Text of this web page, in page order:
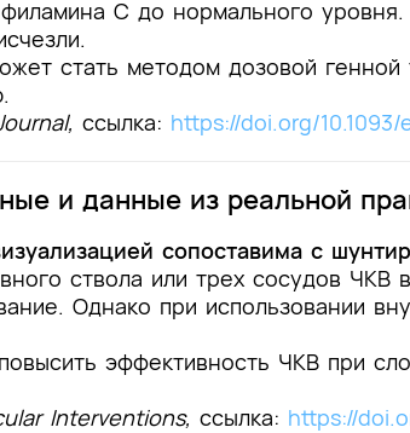
C до нормального
стать методом дозовой
ссылка: https://doi.org/
и данные из реальной
сопоставима с
ствола или трех сосудов
Однако при использовании
эффективность ЧКВ при
Interventions, ссылка: https://